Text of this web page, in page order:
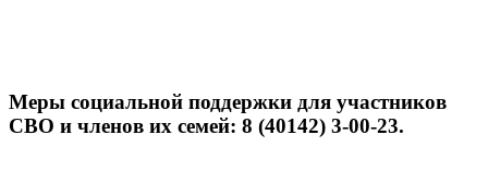
Меры социальной поддержки для участников
СВО и членов их семей: 8 (40142) 3-00-23.